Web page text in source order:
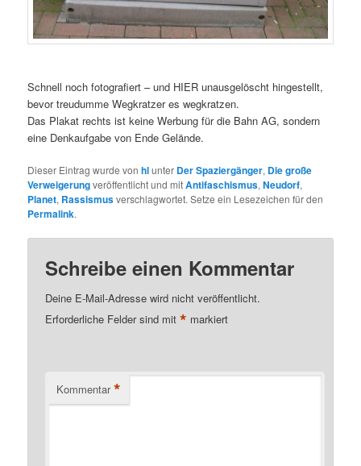
Schnell noch fotografiert – und HIER unausgelöscht hingestellt,
bevor treudumme Wegkratzer es wegkratzen.
Das Plakat rechts ist keine Werbung für die Bahn AG, sondern
eine Denkaufgabe von Ende Gelände.
Dieser Eintrag wurde vonhlunter Der Spaziergänger, Die große
Verweigerungveröffentlicht und mitAntifaschismus,Neudorf,
Planet, Rassismusverschlagwortet. Setze ein Lesezeichen für den
Permalink.
Schreibe einen Kommentar
Deine E-Mail-Adresse wird nicht veröffentlicht.
Erforderliche Felder sind mit* markiert
Kommentar *